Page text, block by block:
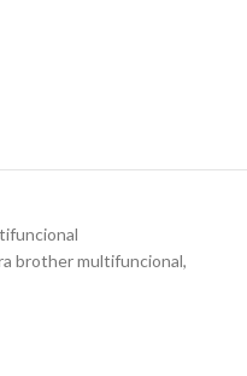
brother multifuncional,